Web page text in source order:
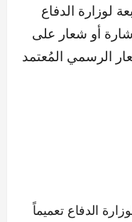
الفرقة 44 التابعة لوزارة الدفاع
أو شعار على
الرسمي المُعتمد
44 التابعة لوزارة الدفاع تعميماً